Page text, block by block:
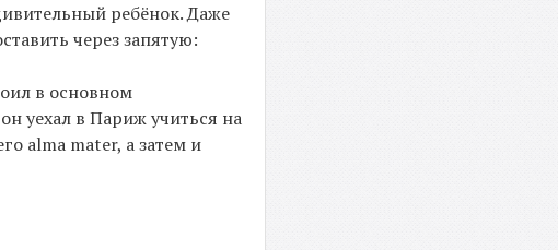
ребёнок. Даже
через запятую:
в основном
уехал в Париж учиться на
alma mater, а затем и